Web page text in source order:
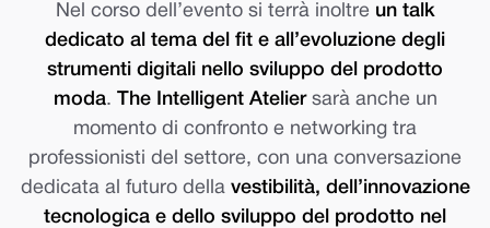
Nel corso dell’evento si terrà inoltre un talk
dedicato al tema del fit e all’evoluzione degli
strumenti digitali nello sviluppo del prodotto
moda. The Intelligent Ateliersarà anche un
momento di confronto e networking tra
professionisti del settore, con una conversazione
dedicata al futuro della vestibilità, dell’innovazione
tecnologica e dello sviluppo del prodotto nel